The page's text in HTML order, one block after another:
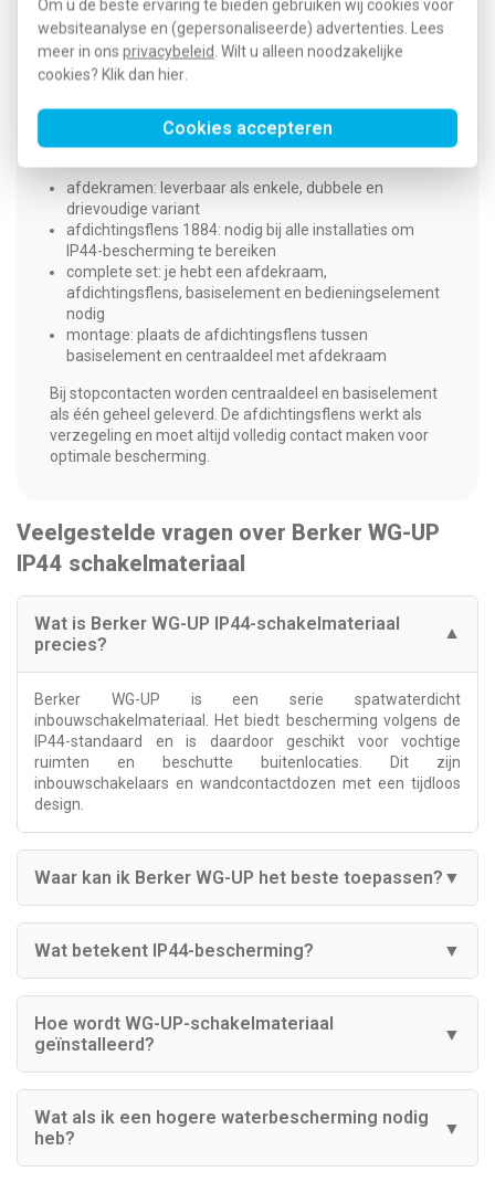
Om u de beste ervaring te bieden gebruiken wij cookies voor
websiteanalyse en (gepersonaliseerde) advertenties. Lees
meer in ons privacybeleid . Wilt u alleen noodzakelijke
cookies? Klik dan hier
Cookies accepteren
sleutelsluiting, maken het aanbod compleet.
Eenvoudige installatie
Het installeren van de inbouwschakelaars en
wandcontactdozen is heel eenvoudig. Let daarbij op de
volgende zaken:
afdekramen: leverbaar als enkele, dubbele en
drievoudige variant
afdichtingsflens 1884: nodig bij alle installaties om
IP44-bescherming te bereiken
complete set: je hebt een afdekraam,
afdichtingsflens, basiselement en bedieningselement
nodig
montage: plaats de afdichtingsflens tussen
basiselement en centraaldeel met afdekraam
Bij stopcontacten worden centraaldeel en basiselement
als één geheel geleverd. De afdichtingsflens werkt als
verzegeling en moet altijd volledig contact maken voor
optimale bescherming.
Veelgestelde vragen over Berker WG-UP
IP44 schakelmateriaal
Wat is Berker WG-UP IP44-schakelmateriaal
precies?
▼
Berker WG-UP is een serie spatwaterdicht
inbouwschakelmateriaal. Het biedt bescherming volgens de
IP44-standaard en is daardoor geschikt voor vochtige
ruimten en beschutte buitenlocaties. Dit zijn
inbouwschakelaars en wandcontactdozen met een tijdloos
design.
Waar kan ik Berker WG-UP het beste toepassen? ▼
Wat betekent IP44-bescherming? ▼
Hoe wordt WG-UP-schakelmateriaal
geïnstalleerd?
▼
Wat als ik een hogere waterbescherming nodig
heb?
▼